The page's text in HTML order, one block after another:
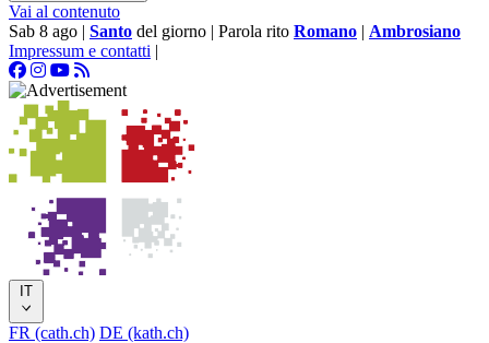
Vai al contenuto
Sab 8 ago | Santo del giorno | Parola rito Romano | Ambrosiano
Impressum e contatti |
IT
FR (cath.ch) DE (kath.ch)